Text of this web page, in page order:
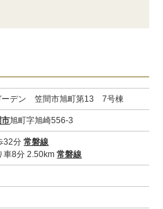
ーデン 笠間市旭町第13 7号棟
市旭町字旭崎556-3
32分常磐線
車8分 2.50km常磐線